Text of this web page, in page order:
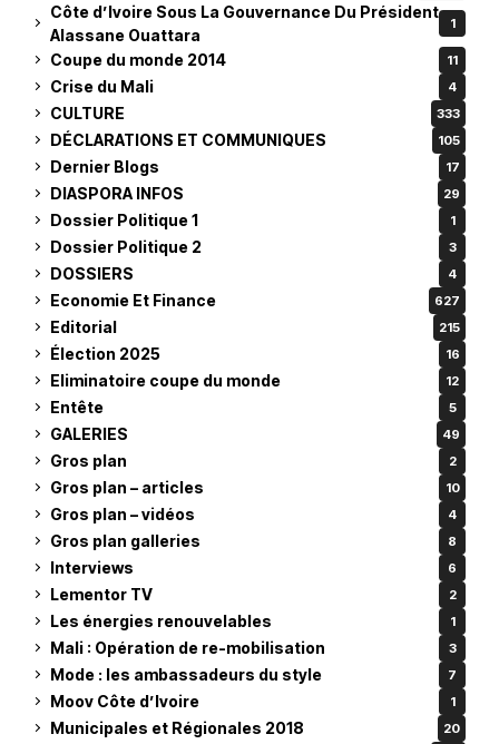
Côte d’Ivoire Sous La Gouvernance Du Président
Alassane Ouattara
1
Coupe du monde 2014 11
Crise du Mali 4
CULTURE 333
DÉCLARATIONS ET COMMUNIQUES 105
Dernier Blogs 17
DIASPORA INFOS 29
Dossier Politique 1 1
Dossier Politique 2 3
DOSSIERS 4
Economie Et Finance 627
Editorial 215
Élection 2025 16
Eliminatoire coupe du monde 12
Entête 5
GALERIES 49
Gros plan 2
Gros plan – articles 10
Gros plan – vidéos 4
Gros plan galleries 8
Interviews 6
Lementor TV 2
Les énergies renouvelables 1
Mali : Opération de re-mobilisation 3
Mode : les ambassadeurs du style 7
Moov Côte d’Ivoire 1
Municipales et Régionales 2018 20